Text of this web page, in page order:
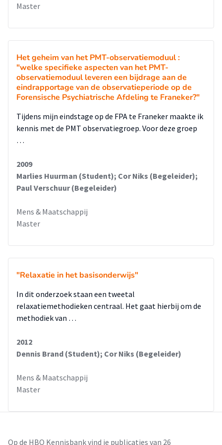
Master
Het geheim van het PMT-observatiemoduul :
"welke specifieke aspecten van het PMT-
observatiemoduul leveren een bijdrage aan de
eindrapportage van de observatieperiode op de
Forensische Psychiatrische Afdeling te Franeker?"
Tijdens mijn eindstage op de FPA te Franeker maakte ik
kennis met de PMT observatiegroep. Voor deze groep
…
2009
Marlies Huurman (Student); Cor Niks (Begeleider);
Paul Verschuur (Begeleider)
Mens & Maatschappij
Master
"Relaxatie in het basisonderwijs"
In dit onderzoek staan een tweetal
relaxatiemethodieken centraal. Het gaat hierbij om de
methodiek van …
2012
Dennis Brand (Student); Cor Niks (Begeleider)
Mens & Maatschappij
Master
Op de HBO Kennisbank vind je publicaties van 26